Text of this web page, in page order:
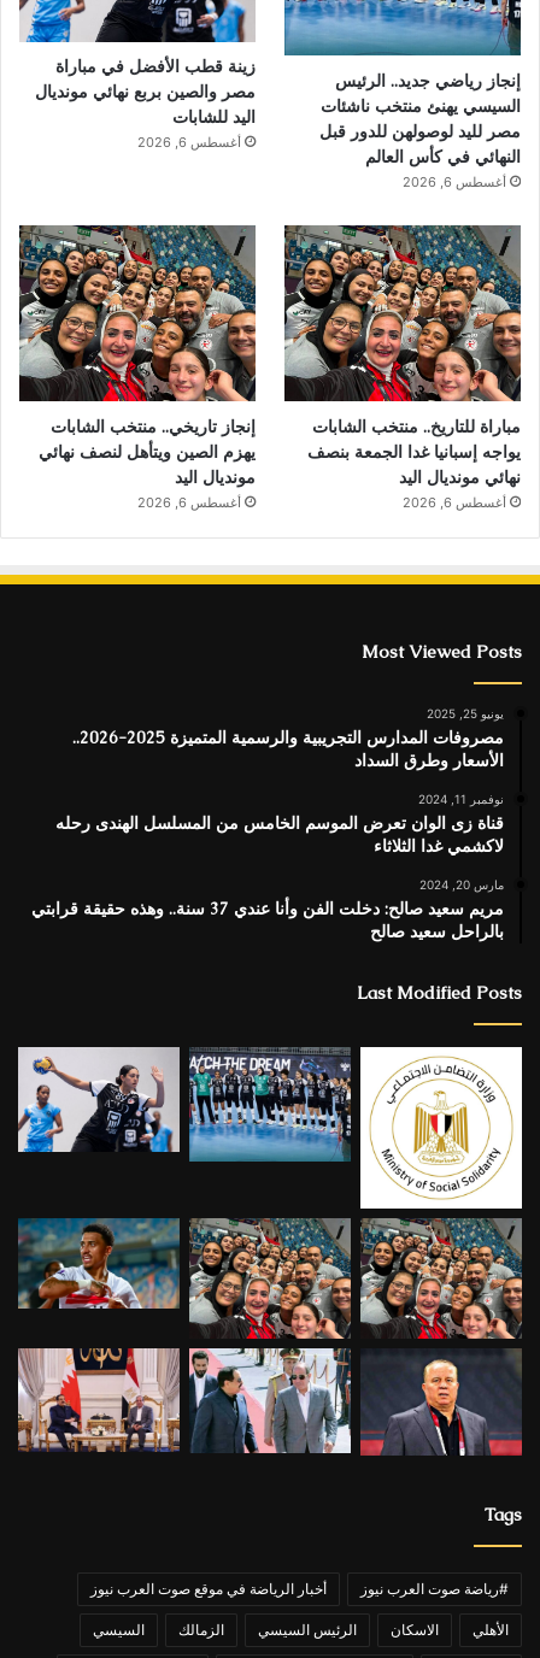
إنجاز رياضي جديد.. الرئيس
السيسي يهنئ منتخب ناشئات
مصر لليد لوصولهن للدور قبل
النهائي في كأس العالم
أغسطس 6, 2026
زينة قطب الأفضل في مباراة
مصر والصين بربع نهائي مونديال
اليد للشابات
أغسطس 6, 2026
مباراة للتاريخ.. منتخب الشابات
يواجه إسبانيا غدا الجمعة بنصف
نهائي مونديال اليد
أغسطس 6, 2026
إنجاز تاريخي.. منتخب الشابات
يهزم الصين ويتأهل لنصف نهائي
مونديال اليد
أغسطس 6, 2026
Most Viewed Posts
يونيو 25, 2025
مصروفات المدارس التجريبية والرسمية المتميزة 2025-2026..
الأسعار وطرق السداد
نوفمبر 11, 2024
قناة زى الوان تعرض الموسم الخامس من المسلسل الهندى رحله
لاكشمي غدا الثلاثاء
مارس 20, 2024
مريم سعيد صالح: دخلت الفن وأنا عندي 37 سنة.. وهذه حقيقة قرابتي
بالراحل سعيد صالح
Last Modified Posts
Tags
#رياضة صوت العرب نيوز أخبار الرياضة في موقع صوت العرب نيوز
الأهلي الاسكان الرئيس السيسي الزمالك السيسي